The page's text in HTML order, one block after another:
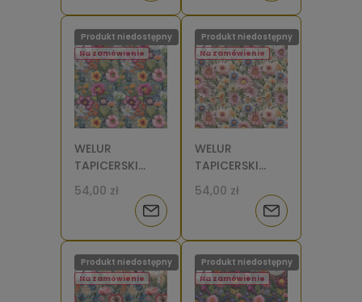
o
dostępności
o
dostępności
WELUR
TAPICERSKI
Łąka wzór
haftowany na
jasnym tle 4
54,00 zł
Na zamówienie
Produkt niedostępny
Powiadom
o
dostępności
WELUR
TAPICERSKI
Łąka wzór
haftowany na
jasnym tle 3 [6]
54,00 zł
Na zamówienie
Produkt niedostępny
Powiadom
o
dostępności
Na zamówienie
Produkt niedostępny
Na zamówienie
Produkt niedostępny